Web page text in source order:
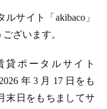
サイト「akibaco」
ざいます。
貸ポータルサイト
年 3 月 17 日をも
末日をもちましてサ